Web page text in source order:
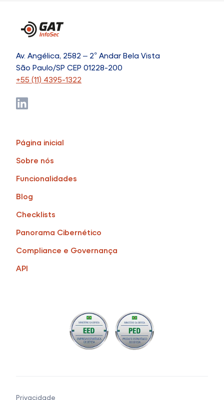
Av. Angélica, 2582 – 2° Andar Bela Vista
São Paulo/SP CEP 01228-200
+55 (11) 4395-1322
Página inicial
Sobre nós
Funcionalidades
Blog
Checklists
Panorama Cibernético
Compliance e Governança
API
Privacidade